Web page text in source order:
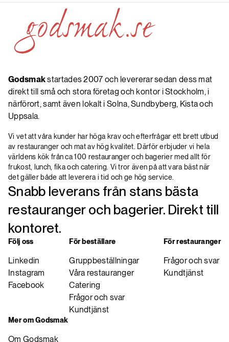
Godsmakstartades 2007 och levererar sedan dess mat
direkt till små och stora företag och kontor i Stockholm, i
närförort, samt även lokalt i Solna, Sundbyberg, Kista och
Uppsala.
Vi vet att våra kunder har höga krav och efterfrågar ett brett utbud
av restauranger och mat av hög kvalitet. Därför erbjuder vi hela
världens kök från ca 100 restauranger och bagerier med allt för
frukost, lunch, fika och catering. Vi tror även på att vara bäst när
det gäller både att leverera i tid och ge hög service.
Snabb leverans från stans bästa
restauranger och bagerier. Direkt till
kontoret.
Följ oss
Linkedin
Instagram
Facebook
För beställare
Gruppbeställningar
Våra restauranger
Catering
Frågor och svar
Kundtjänst
För restauranger
Frågor och svar
Kundtjänst
Mer om Godsmak
Om Godsmak